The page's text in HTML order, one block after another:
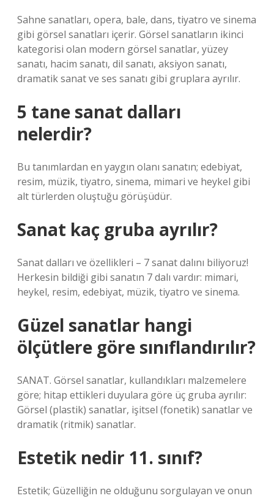
Sahne sanatları, opera, bale, dans, tiyatro ve sinema
gibi görsel sanatları içerir. Görsel sanatların ikinci
kategorisi olan modern görsel sanatlar, yüzey
sanatı, hacim sanatı, dil sanatı, aksiyon sanatı,
dramatik sanat ve ses sanatı gibi gruplara ayrılır.
5 tane sanat dalları
nelerdir?
Bu tanımlardan en yaygın olanı sanatın; edebiyat,
resim, müzik, tiyatro, sinema, mimari ve heykel gibi
alt türlerden oluştuğu görüşüdür.
Sanat kaç gruba ayrılır?
Sanat dalları ve özellikleri – 7 sanat dalını biliyoruz!
Herkesin bildiği gibi sanatın 7 dalı vardır: mimari,
heykel, resim, edebiyat, müzik, tiyatro ve sinema.
Güzel sanatlar hangi
ölçütlere göre sınıflandırılır?
SANAT. Görsel sanatlar, kullandıkları malzemelere
göre; hitap ettikleri duyulara göre üç gruba ayrılır:
Görsel (plastik) sanatlar, işitsel (fonetik) sanatlar ve
dramatik (ritmik) sanatlar.
Estetik nedir 11. sınıf?
Estetik; Güzelliğin ne olduğunu sorgulayan ve onun